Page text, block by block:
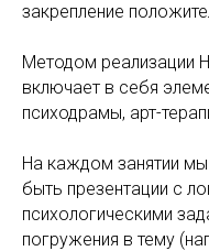
закрепление
Методом реализации
включает в себя
психодрамы, арт-
На каждом занятии
быть презентации с
психологическими
погружения в тему